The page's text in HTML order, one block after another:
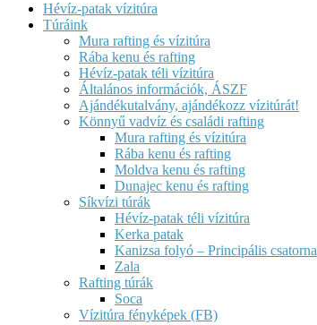
Hévíz-patak vízitúra
Túráink
Mura rafting és vízitúra
Rába kenu és rafting
Hévíz-patak téli vízitúra
Általános információk, ÁSZF
Ajándékutalvány, ajándékozz vízitúrát!
Könnyű vadvíz és családi rafting
Mura rafting és vízitúra
Rába kenu és rafting
Moldva kenu és rafting
Dunajec kenu és rafting
Síkvízi túrák
Hévíz-patak téli vízitúra
Kerka patak
Kanizsa folyó – Principális csatorna
Zala
Rafting túrák
Soca
Vízitúra fényképek (FB)